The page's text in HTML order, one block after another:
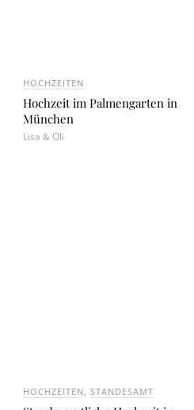
HOCHZEITEN
Hochzeit im Palmengarten in
München
Lisa & Oli
HOCHZEITEN STANDESAMT